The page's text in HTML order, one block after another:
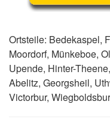
Ortsteile: Bedekaspel,
Moordorf, Münkeboe,
Upende, Hinter-
Abelitz, Georgsheil,
Victorbur, Wiegboldsbur